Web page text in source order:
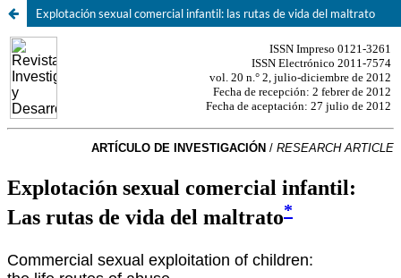
Explotación sexual comercial infantil: las rutas de vida del maltrato